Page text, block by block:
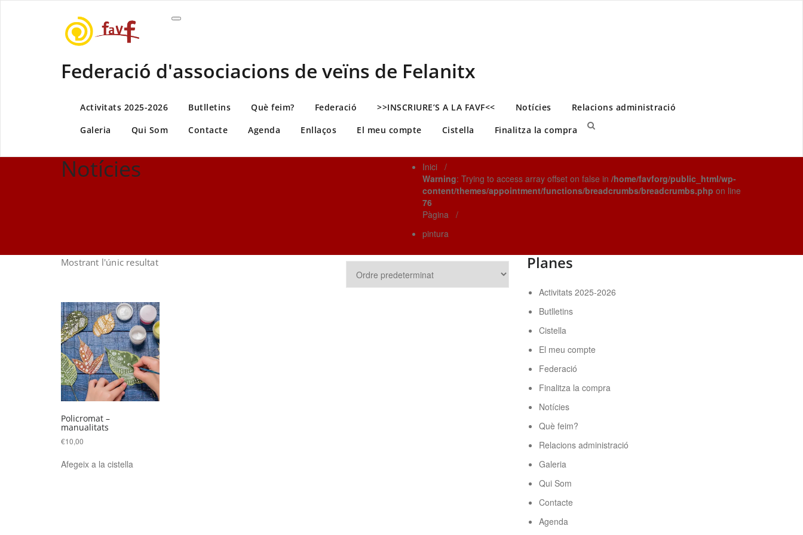
Federació d'associacions de veïns de Felanitx
Activitats 2025-2026 Butlletins Què feim? Federació >>INSCRIURE’S A LA FAVF<< Notícies
Relacions administració
Galeria
Qui Som Contacte Agenda Enllaços El meu compte Cistella Finalitza la compra
Notícies Inici /
Warning: Trying to access array offset on false in /home/favforg/public_html/wp-
content/themes/appointment/functions/breadcrumbs/breadcrumbs.php on line
76
Pàgina /
pintura
Mostrant l'únic resultat
Policromat –
manualitats
€10,00
Afegeix a la cistella
Planes
Activitats 2025-2026
Butlletins
Cistella
El meu compte
Federació
Finalitza la compra
Notícies
Què feim?
Relacions administració
Galeria
Qui Som
Contacte
Agenda